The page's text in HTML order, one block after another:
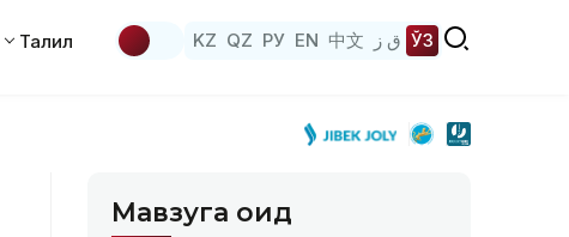
Таҳлил KZ QZ РУ EN 中文 ق ز ЎЗ
Мавзуга оид